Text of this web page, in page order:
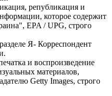
републикация и
которое содержит
EPA / UPG, строго
Я- Корреспондент
и воспроизведение
материалов,
Getty Images, строго